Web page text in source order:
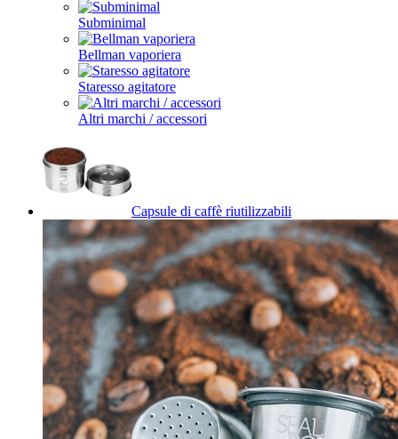
Subminimal
Bellman vaporiera
Staresso agitatore
Altri marchi / accessori
Capsule di caffè riutilizzabili